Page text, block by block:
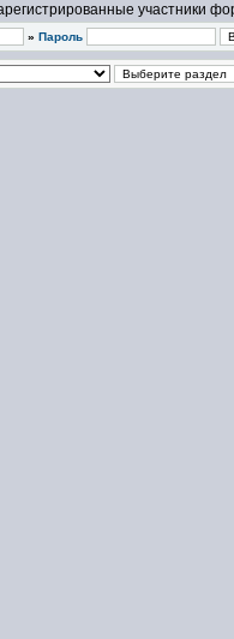
участники
» Пароль